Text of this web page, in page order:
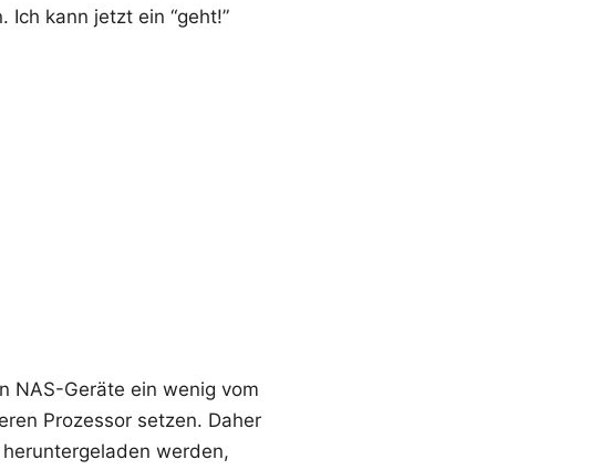
kann jetzt ein “geht!”
NAS-Geräte ein wenig vom
Prozessor setzen. Daher
werden,